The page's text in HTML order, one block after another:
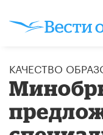
КАЧЕСТВО